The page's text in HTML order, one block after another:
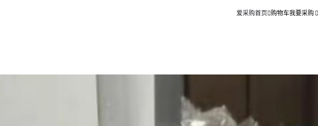
爱采购首页 购物车我要采购